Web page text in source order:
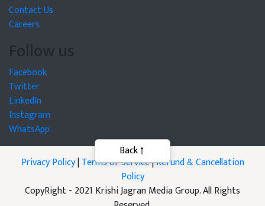
Contact Us
Careers
Follow us
Facebook
Twitter
LinkedIn
Instagram
WhatsApp
Privacy Policy|Terms of Service|Refund & Cancellation
Policy
CopyRight - 2021 Krishi Jagran Media Group. All Rights
Back